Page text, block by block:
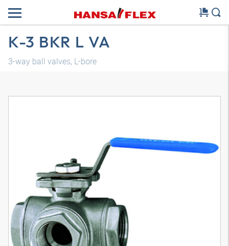
K-3 BKR L VA
3-way ball valves, L-bore
Трехмерная модель